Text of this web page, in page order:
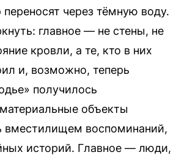
через тёмную воду.
главное — не стены, не
кровли, а те, кто в них
и, возможно, теперь
получилось
объекты
вместилищем воспоминаний,
историй. Главное — люди,